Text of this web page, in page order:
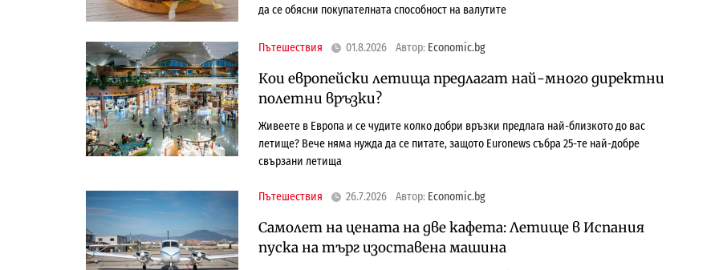
да се обясни покупателната способност на валутите
Пътешествия 01.8.2026 Автор: Economic.bg
Кои европейски летища предлагат най-много директни
полетни връзки?
Живеете в Европа и се чудите колко добри връзки предлага най-близкото до вас
летище? Вече няма нужда да се питате, защото Euronews събра 25-те най-добре
свързани летища
Пътешествия 26.7.2026 Автор: Economic.bg
Самолет на цената на две кафета: Летище в Испания
пуска на търг изоставена машина